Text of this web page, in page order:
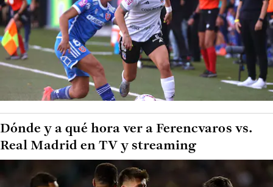
Dónde y a qué hora ver a Ferencvaros vs.
Real Madrid en TV y streaming